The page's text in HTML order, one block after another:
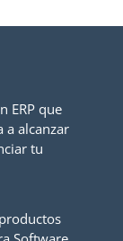
ERP que
a alcanzar
tu